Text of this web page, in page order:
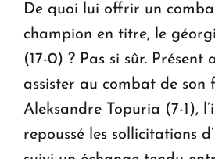
De quoi lui offrir un
champion en titre, le
(17-0) ? Pas si sûr.
assister au combat de son
Aleksandre Topuria (7-1),
repoussé les sollicitations